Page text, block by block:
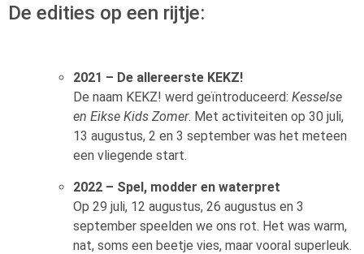
De edities op een rijtje:
2021 – De allereerste KEKZ!
De naam KEKZ! werd geïntroduceerd: Kesselse
en Eikse Kids Zomer. Met activiteiten op 30 juli,
13 augustus, 2 en 3 september was het meteen
een vliegende start.
2022 – Spel, modder en waterpret
Op 29 juli, 12 augustus, 26 augustus en 3
september speelden we ons rot. Het was warm,
nat, soms een beetje vies, maar vooral superleuk.